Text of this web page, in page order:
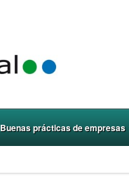
Buenas prácticas de empresas